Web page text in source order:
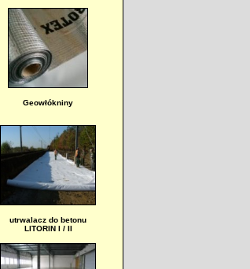
Geowłókniny
utrwalacz do betonu
LITORIN I / II